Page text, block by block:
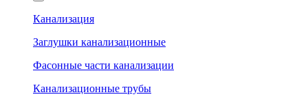
Канализация
Заглушки канализационные
Фасонные части канализации
Канализационные трубы